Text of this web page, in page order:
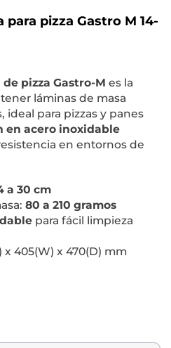
pizza Gastro M 14-
pizza Gastro-M es la
láminas de masa
para pizzas y panes
en acero inoxidable
en entornos de
a 30 cm
80 a 210 gramos
para fácil limpieza
405(W) x 470(D) mm